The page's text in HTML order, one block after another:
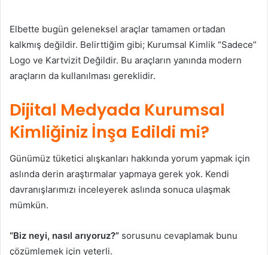
Elbette bugün geleneksel araçlar tamamen ortadan
kalkmış değildir. Belirttiğim gibi; Kurumsal Kimlik “Sadece”
Logo ve Kartvizit Değildir. Bu araçların yanında modern
araçların da kullanılması gereklidir.
Dijital Medyada Kurumsal
Kimliğiniz İnşa Edildi mi?
Günümüz tüketici alışkanları hakkında yorum yapmak için
aslında derin araştırmalar yapmaya gerek yok. Kendi
davranışlarımızı inceleyerek aslında sonuca ulaşmak
mümkün.
“Biz neyi, nasıl arıyoruz?” sorusunu cevaplamak bunu
çözümlemek için yeterli.